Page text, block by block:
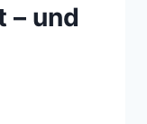
– und